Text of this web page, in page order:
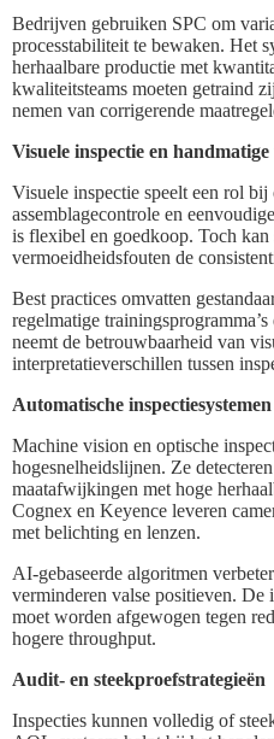
Bedrijven gebruiken SPC om
processtabiliteit te bewaken. Het
herhaalbare productie met
kwaliteitsteams moeten getraind
nemen van corrigerende
Visuele inspectie en handmatige
Visuele inspectie speelt een rol
assemblagecontrole en
is flexibel en goedkoop. Toch kan
vermoeidheidsfouten de
Best practices omvatten
regelmatige
neemt de betrouwbaarheid van
interpretatieverschillen tussen
Automatische
Machine vision en optische
hogesnelheidslijnen. Ze
maatafwijkingen met hoge
Cognex en Keyence leveren
met belichting en lenzen.
AI-gebaseerde algoritmen
verminderen valse positieven. De
moet worden afgewogen tegen
hogere throughput.
Audit- en steekproefstrategieën
Inspecties kunnen volledig of